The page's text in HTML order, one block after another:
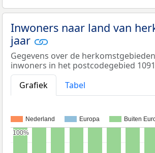
Inwoners naar land van
jaar
Gegevens over de
inwoners in het postcodegebied 1091
Grafiek
Tabel
Nederland Europa Buiten
100%
100%